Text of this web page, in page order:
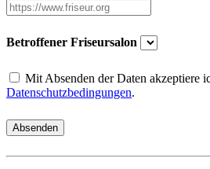
Betroffener Friseursalon
Mit Absenden der Daten akzeptiere
Datenschutzbedingungen.
Absenden